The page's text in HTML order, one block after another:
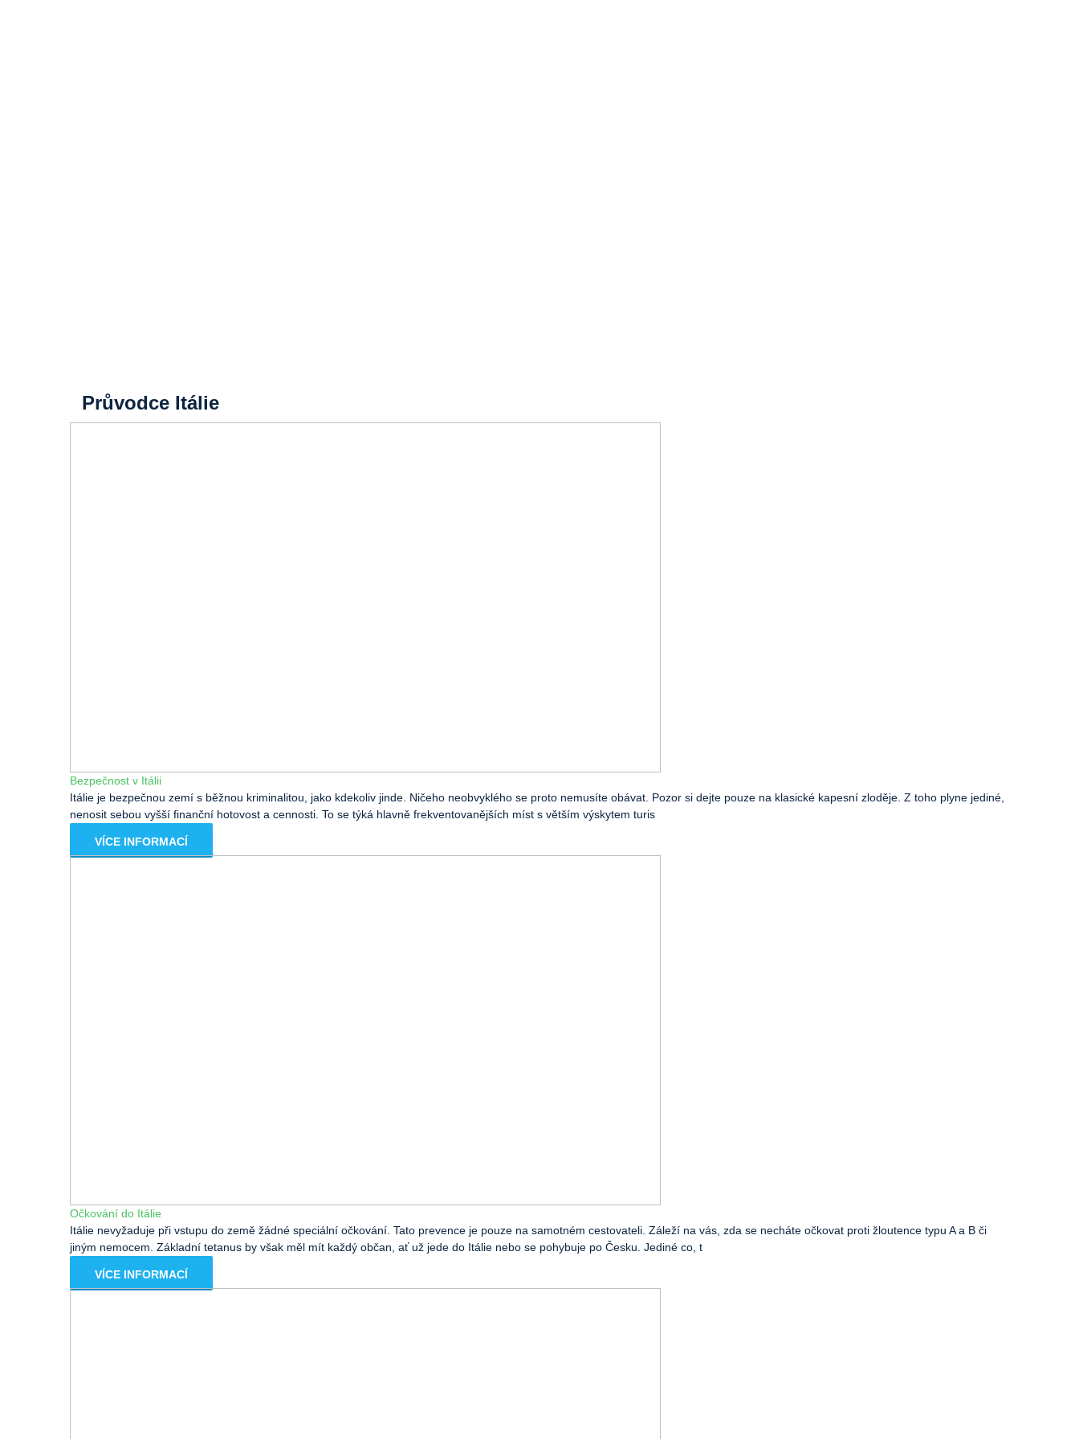
Průvodce Itálie
Bezpečnost v Itálii
Itálie je bezpečnou zemí s běžnou kriminalitou, jako kdekoliv jinde. Ničeho neobvyklého se proto nemusíte obávat. Pozor si dejte pouze na klasické kapesní zloděje. Z toho plyne jediné,
nenosit sebou vyšší finanční hotovost a cennosti. To se týká hlavně frekventovanějších míst s větším výskytem turis
VÍCE INFORMACÍ
Očkování do Itálie
Itálie nevyžaduje při vstupu do země žádné speciální očkování. Tato prevence je pouze na samotném cestovateli. Záleží na vás, zda se necháte očkovat proti žloutence typu A a B či
jiným nemocem. Základní tetanus by však měl mít každý občan, ať už jede do Itálie nebo se pohybuje po Česku. Jediné co, t
VÍCE INFORMACÍ